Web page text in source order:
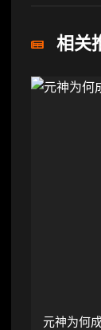
相关
元神为何